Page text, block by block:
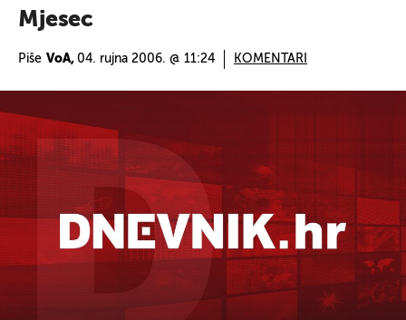
Mjesec
Piše VoA, 04. rujna 2006. @ 11:24 KOMENTARI